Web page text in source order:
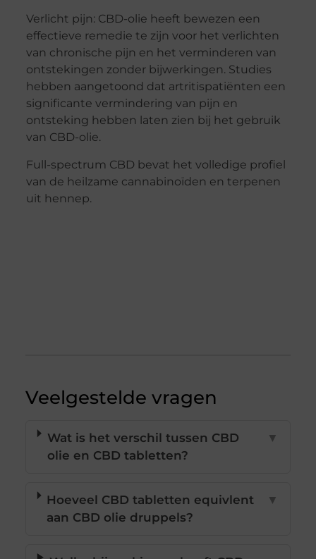
Verlicht pijn: CBD-olie heeft bewezen een
effectieve remedie te zijn voor het verlichten
van chronische pijn en het verminderen van
ontstekingen zonder bijwerkingen. Studies
hebben aangetoond dat artritispatiënten een
significante vermindering van pijn en
ontsteking hebben laten zien bij het gebruik
van CBD-olie.
Full-spectrum CBD bevat het volledige profiel
van de heilzame cannabinoïden en terpenen
uit hennep.
Veelgestelde vragen
Wat is het verschil tussen CBD
olie en CBD tabletten?
▼
Hoeveel CBD tabletten equivlent
aan CBD olie druppels?
▼